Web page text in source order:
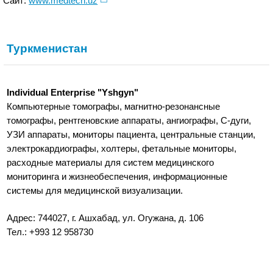
Туркменистан
Individual Enterprise "Yshgyn"
Компьютерные томографы, магнитно-резонансные
томографы, рентгеновские аппараты, ангиографы, С-дуги,
УЗИ аппараты, мониторы пациента, центральные станции,
электрокардиографы, холтеры, фетальные мониторы,
расходные материалы для систем медицинского
мониторинга и жизнеобеспечения, информационные
системы для медицинской визуализации.
Адрес: 744027, г. Ашхабад, ул. Огужана, д. 106
Тел.: +993 12 958730